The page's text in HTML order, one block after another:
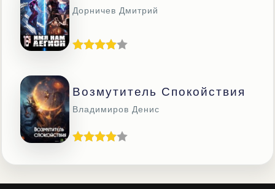
Дорничев Дмитрий
Возмутитель Спокойствия
Владимиров Денис